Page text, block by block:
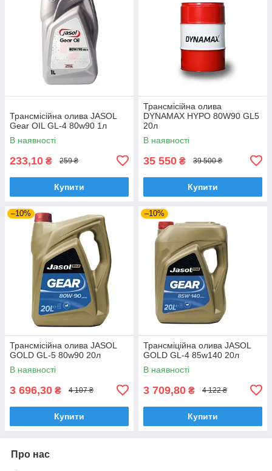
Трансмісійна олива JASOL
Gear OIL GL-4 80w90 1л
В наявності
233,10 ₴ 259 ₴
Купити
Трансмісійна олива
DYNAMAX HYPO 80W90 GL5
20л
В наявності
35 550 ₴ 39 500 ₴
Купити
–10%
Трансмісійна олива JASOL
GOLD GL-5 80w90 20л
В наявності
3 696,30 ₴ 4 107 ₴
Купити
–10%
Трансміційна олива JASOL
GOLD GL-4 85w140 20л
В наявності
3 709,80 ₴ 4 122 ₴
Купити
Про нас